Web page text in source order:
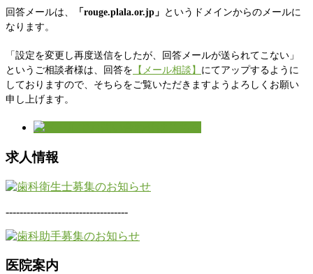
回答メールは、 「rouge.plala.or.jp」 というドメインからのメールに
なります。
「設定を変更し再度送信をしたが、回答メールが送られてこない」
というご相談者様は、回答を 【メール相談】 にてアップするように
しておりますので、そちらをご覧いただきますようよろしくお願い
申し上げます。
求人情報
-----------------------------------
医院案内